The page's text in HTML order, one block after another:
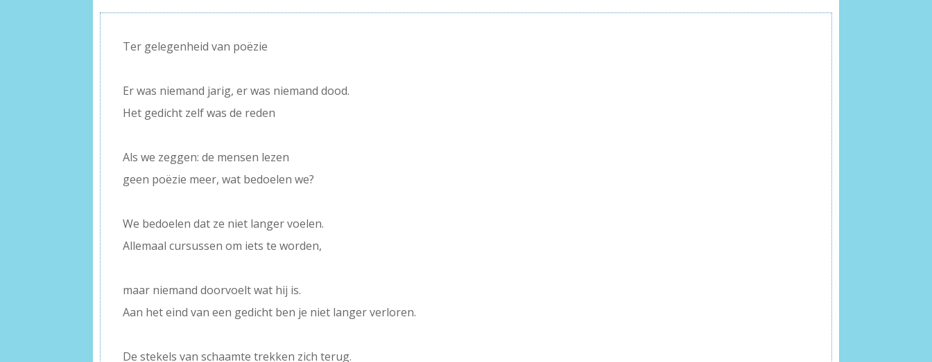
Ter gelegenheid van poëzie
Er was niemand jarig, er was niemand dood.
Het gedicht zelf was de reden
Als we zeggen: de mensen lezen
geen poëzie meer, wat bedoelen we?
We bedoelen dat ze niet langer voelen.
Allemaal cursussen om iets te worden,
maar niemand doorvoelt wat hij is.
Aan het eind van een gedicht ben je niet langer verloren.
De stekels van schaamte trekken zich terug.